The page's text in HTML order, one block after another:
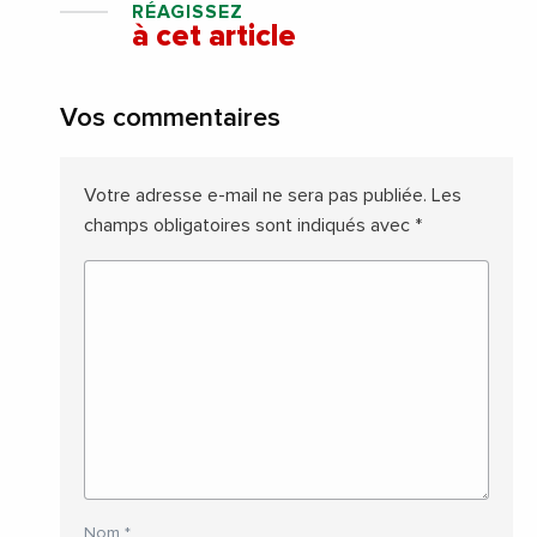
RÉAGISSEZ
à cet article
Vos commentaires
Votre adresse e-mail ne sera pas publiée. Les
champs obligatoires sont indiqués avec *
Nom *